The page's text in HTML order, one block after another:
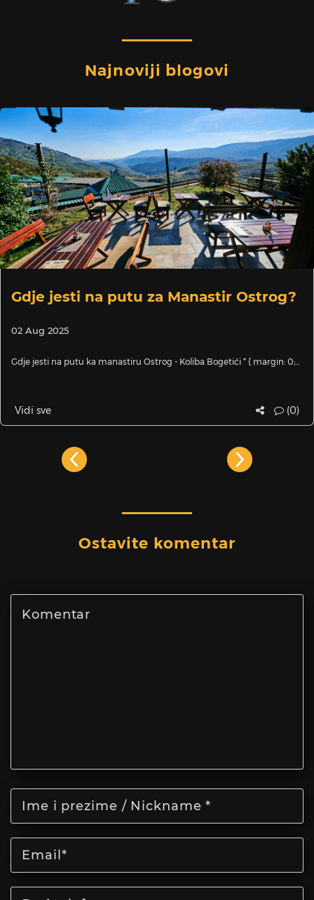
Najnoviji blogovi
Gdje jesti na putu za Manastir Ostrog?
02 Aug 2025
Gdje jesti na putu ka manastiru Ostrog - Koliba Bogetići * { margin: 0;...
Vidi sve (0)
Ostavite komentar